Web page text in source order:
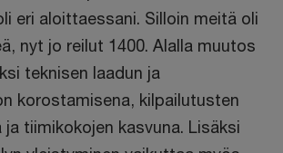
eri aloittaessani. Silloin meitä oli
nyt jo reilut 1400. Alalla muutos
teknisen laadun ja
korostamisena, kilpailutusten
tiimikokojen kasvuna. Lisäksi